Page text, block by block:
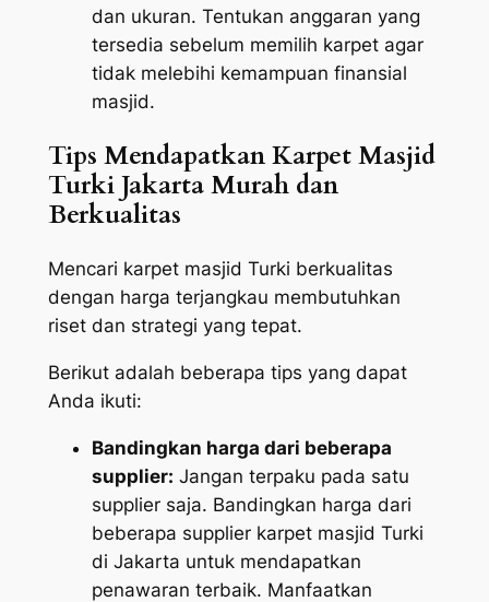
dan ukuran. Tentukan anggaran yang
tersedia sebelum memilih karpet agar
tidak melebihi kemampuan finansial
masjid.
Tips Mendapatkan Karpet Masjid
Turki Jakarta Murah dan
Berkualitas
Mencari karpet masjid Turki berkualitas
dengan harga terjangkau membutuhkan
riset dan strategi yang tepat.
Berikut adalah beberapa tips yang dapat
Anda ikuti:
Bandingkan harga dari beberapa
supplier: Jangan terpaku pada satu
supplier saja. Bandingkan harga dari
beberapa supplier karpet masjid Turki
di Jakarta untuk mendapatkan
penawaran terbaik. Manfaatkan